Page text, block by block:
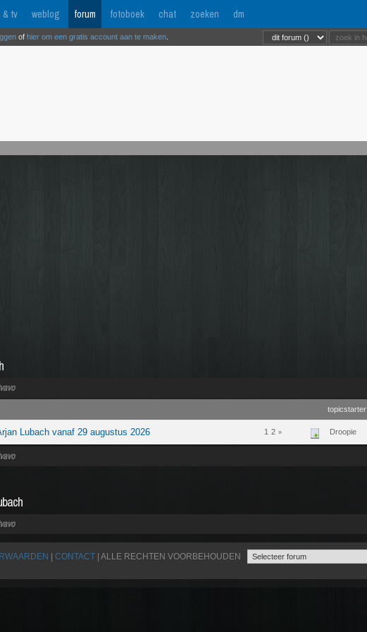
& tv weblog forum fotoboek chat zoeken dm
of hier om een gratis account aan te maken
topicstarter
Lubach vanaf 29 augustus 2026 1 2 » Droopie
CONTACT | ALLE RECHTEN VOORBEHOUDEN